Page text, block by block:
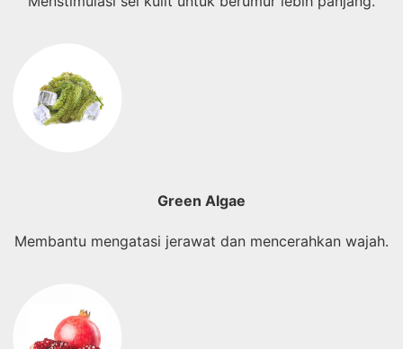
Green Algae
Membantu mengatasi jerawat dan mencerahkan wajah.